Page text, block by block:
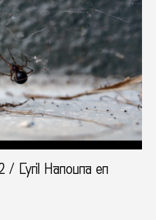
/ Cyril Hanouna en